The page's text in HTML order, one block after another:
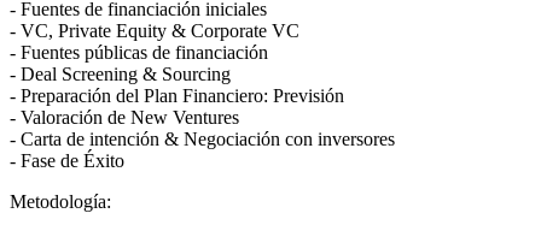
- Fuentes de financiación iniciales
- VC, Private Equity & Corporate VC
- Fuentes públicas de financiación
- Deal Screening & Sourcing
- Preparación del Plan Financiero: Previsión
- Valoración de New Ventures
- Carta de intención & Negociación con inversores
- Fase de Éxito
Metodología: